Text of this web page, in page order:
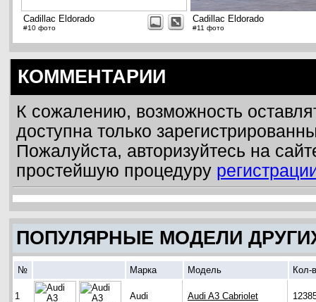
Cadillac Eldorado
#10 фото
Cadillac Eldorado
#11 фото
КОММЕНТАРИИ
К сожалению, возможность
доступна только
Пожалуйста, авторизуйтесь на
простейшую процедуру
ПОПУЛЯРНЫЕ МОДЕЛИ
№ Марка Модель Кол-
1 Audi Audi A3 Cabriolet